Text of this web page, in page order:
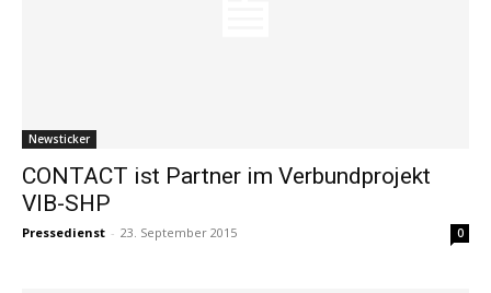
Newsticker
CONTACT ist Partner im Verbundprojekt
VIB-SHP
Pressedienst - 23. September 2015 0